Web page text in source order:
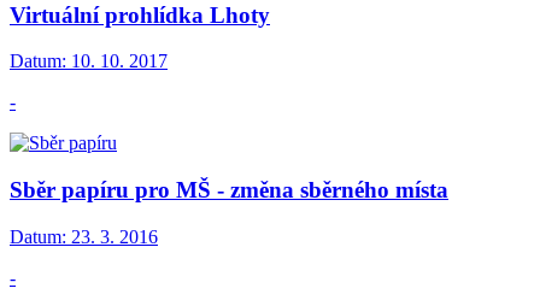
Virtuální prohlídka Lhoty
Datum: 10. 10. 2017
-
Sběr papíru pro MŠ - změna sběrného místa
Datum: 23. 3. 2016
-